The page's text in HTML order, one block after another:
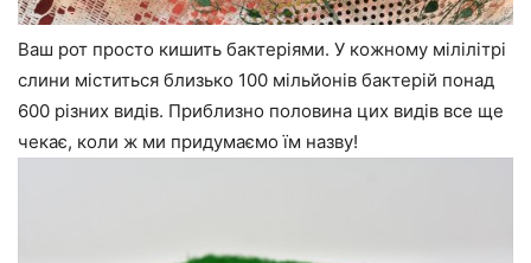
Ваш рот просто кишить бактеріями. У кожному мілілітрі
слини міститься близько 100 мільйонів бактерій понад
600 різних видів. Приблизно половина цих видів все ще
чекає, коли ж ми придумаємо їм назву!